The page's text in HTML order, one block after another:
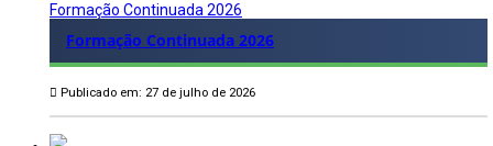
Formação Continuada 2026
Formação Continuada 2026
Publicado em: 27 de julho de 2026